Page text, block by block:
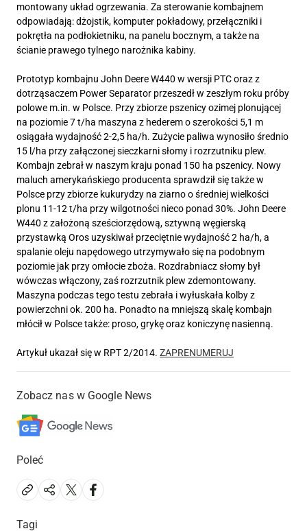
montowany układ ogrzewania. Za sterowanie kombajnem
odpowiadają: dżojstik, komputer pokładowy, przełączniki i
pokrętła na podłokietniku, na panelu bocznym, a także na
ścianie prawego tylnego narożnika kabiny.
Prototyp kombajnu John Deere W440 w wersji PTC oraz z
dotrząsaczem Power Separator przeszedł w zeszłym roku próby
polowe m.in. w Polsce. Przy zbiorze pszenicy ozimej plonującej
na poziomie 7 t/ha maszyna z hederem o szerokości 5,1 m
osiągała wydajność 2-2,5 ha/h. Zużycie paliwa wynosiło średnio
15 l/ha przy załączonej sieczkarni słomy i rozrzutniku plew.
Kombajn zebrał w naszym kraju ponad 150 ha pszenicy. Nowy
maluch amerykańskiego producenta sprawdził się także w
Polsce przy zbiorze kukurydzy na ziarno o średniej wielkości
plonu 11-12 t/ha przy wilgotności nieco ponad 30%. John Deere
W440 z założoną sześciorzędową, sztywną węgierską
przystawką Oros uzyskiwał przeciętnie wydajność 2 ha/h, a
spalanie oleju napędowego utrzymywało się na podobnym
poziomie jak przy omłocie zboża. Rozdrabniacz słomy był
wówczas włączony, zaś rozrzutnik plew zdemontowany.
Maszyna podczas tego testu zebrała i wyłuskała kolby z
powierzchni ok. 200 ha. Ponadto na mniejszą skalę kombajn
młócił w Polsce także: proso, grykę oraz koniczynę nasienną.
Artykuł ukazał się w RPT 2/2014. ZAPRENUMERUJ
Zobacz nas w Google News
Poleć
Tagi